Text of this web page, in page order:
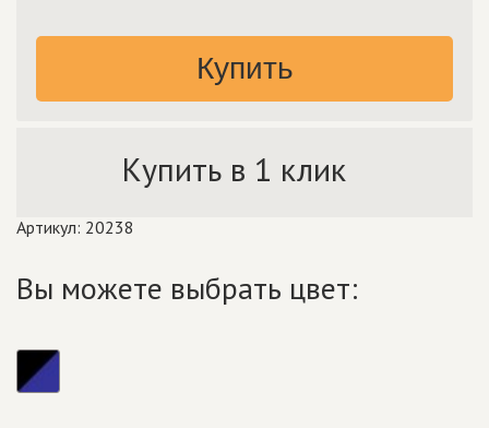
Купить
Купить в 1 клик
Артикул: 20238
Вы можете выбрать цвет: